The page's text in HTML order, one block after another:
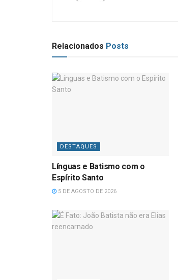
Relacionados Posts
DESTAQUES
Línguas e Batismo com o
Espírito Santo
5 DE AGOSTO DE 2026